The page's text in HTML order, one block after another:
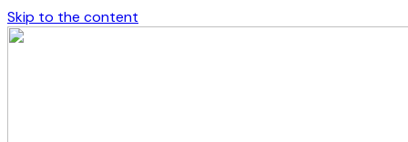
Skip to the content